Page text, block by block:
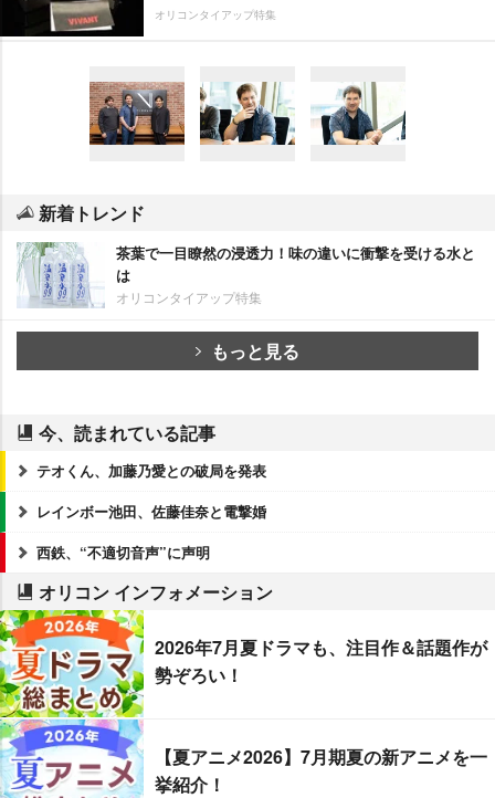
オリコンタイアップ特集
新着トレンド
茶葉で一目瞭然の浸透力！味の違いに衝撃を受ける水と
は
オリコンタイアップ特集
もっと見る
今、読まれている記事
テオくん、加藤乃愛との破局を発表
レインボー池田、佐藤佳奈と電撃婚
西鉄、“不適切音声”に声明
オリコン インフォメーション
2026年7月夏ドラマも、注目作＆話題作が
勢ぞろい！
【夏アニメ2026】7月期夏の新アニメを一
挙紹介！